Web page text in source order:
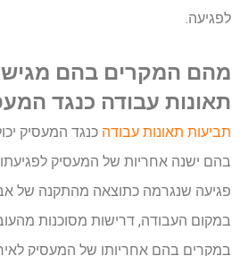
לפגיעה.
מהם המקרים בהם
תאונות עבודה כנגד
תביעות תאונות עבודה כנגד המעסיק
בהם ישנה אחריות של המעסיק
פגיעה שנגרמה כתוצאה מהתקנה של
במקום העבודה, דרישות מסוכנות
במקרים בהם אחריותו של המעסיק